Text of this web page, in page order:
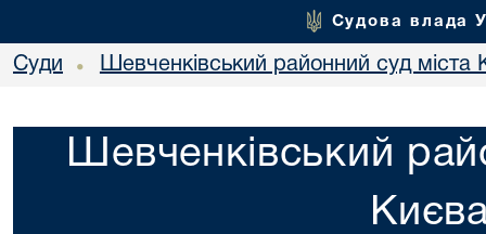
Судова влада
Суди • Шевченківський районний суд міста
Шевченківський